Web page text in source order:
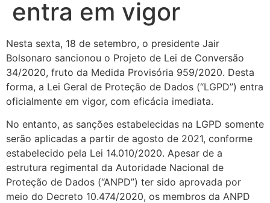
entra em vigor
Nesta sexta, 18 de setembro, o presidente Jair
Bolsonaro sancionou o Projeto de Lei de Conversão
34/2020, fruto da Medida Provisória 959/2020. Desta
forma, a Lei Geral de Proteção de Dados (“LGPD”) entra
oficialmente em vigor, com eficácia imediata.
No entanto, as sanções estabelecidas na LGPD somente
serão aplicadas a partir de agosto de 2021, conforme
estabelecido pela Lei 14.010/2020. Apesar de a
estrutura regimental da Autoridade Nacional de
Proteção de Dados (“ANPD”) ter sido aprovada por
meio do Decreto 10.474/2020, os membros da ANPD